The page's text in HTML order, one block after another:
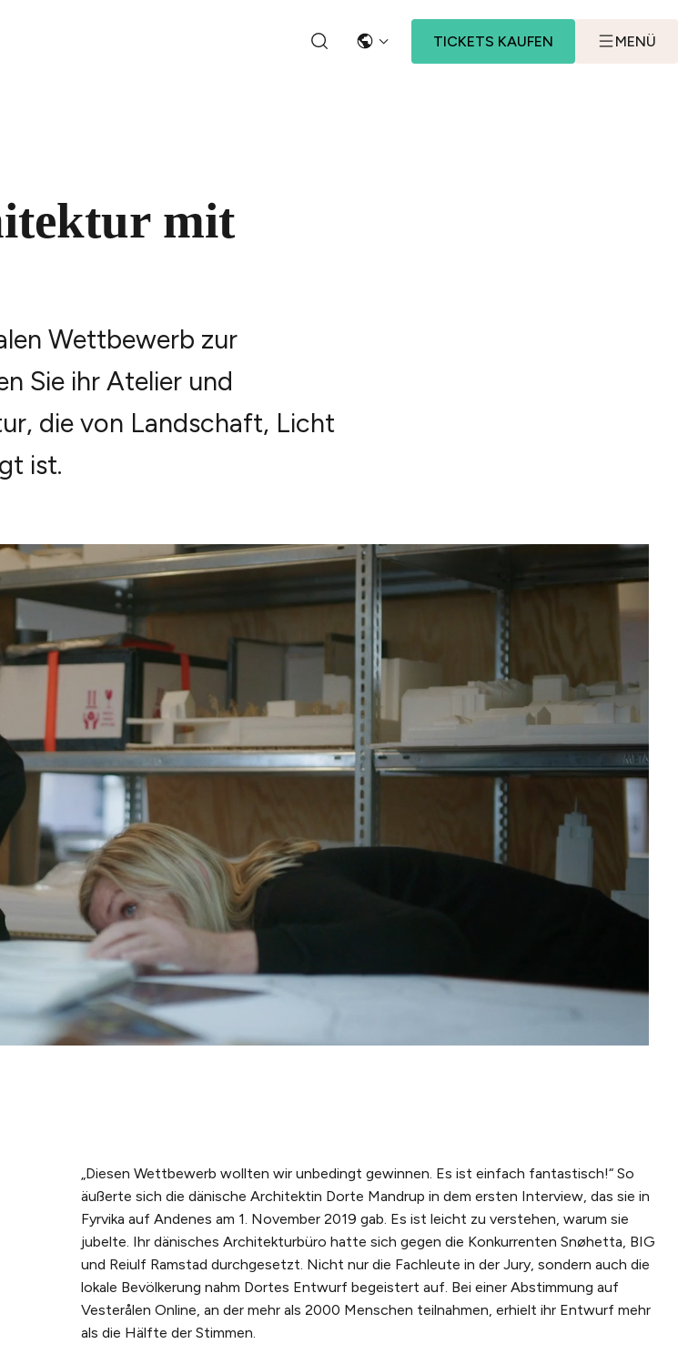
SEARCH BUTTON
SPRACHE
TICKETS KAUFEN MENÜ
mit
Wettbewerb zur
Sie ihr Atelier und
die von Landschaft, Licht
ist.
„Diesen Wettbewerb wollten wir unbedingt gewinnen. Es ist einfach fantastisch!“ So
äußerte sich die dänische Architektin Dorte Mandrup in dem ersten Interview, das sie in
Fyrvika auf Andenes am 1. November 2019 gab. Es ist leicht zu verstehen, warum sie
jubelte. Ihr dänisches Architekturbüro hatte sich gegen die Konkurrenten Snøhetta, BIG
und Reiulf Ramstad durchgesetzt. Nicht nur die Fachleute in der Jury, sondern auch die
lokale Bevölkerung nahm Dortes Entwurf begeistert auf. Bei einer Abstimmung auf
Vesterålen Online, an der mehr als 2000 Menschen teilnahmen, erhielt ihr Entwurf mehr
als die Hälfte der Stimmen.